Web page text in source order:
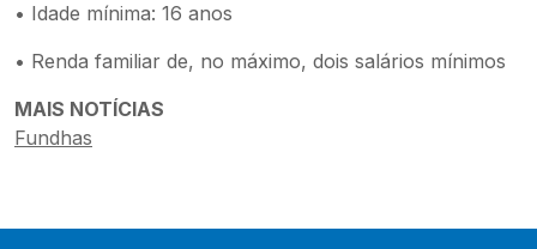
• Idade mínima: 16 anos
• Renda familiar de, no máximo, dois salários mínimos
MAIS NOTÍCIAS
Fundhas